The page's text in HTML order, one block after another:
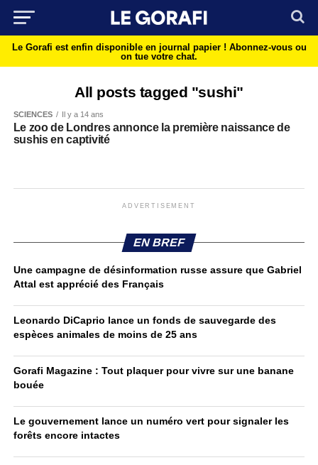
Le Gorafi est enfin disponible en journal papier ! Abonnez-vous ou
on tue votre chat.
All posts tagged "sushi"
SCIENCES Il y a 14 ans
Le zoo de Londres annonce la première naissance de
sushis en captivité
ADVERTISEMENT
EN BREF
Une campagne de désinformation russe assure que Gabriel
Attal est apprécié des Français
Leonardo DiCaprio lance un fonds de sauvegarde des
espèces animales de moins de 25 ans
Gorafi Magazine : Tout plaquer pour vivre sur une banane
bouée
Le gouvernement lance un numéro vert pour signaler les
forêts encore intactes